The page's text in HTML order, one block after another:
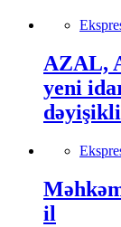
AZAL,
yeni
il